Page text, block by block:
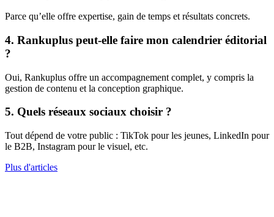
Parce qu’elle offre expertise, gain de temps et résultats concrets.
4. Rankuplus peut-elle faire mon calendrier éditorial
?
Oui, Rankuplus offre un accompagnement complet, y compris la
gestion de contenu et la conception graphique.
5. Quels réseaux sociaux choisir ?
Tout dépend de votre public : TikTok pour les jeunes, LinkedIn pour
le B2B, Instagram pour le visuel, etc.
Plus d'articles